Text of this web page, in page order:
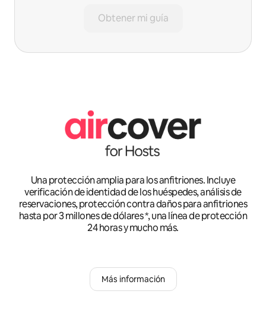
Obtener mi guía
Una protección amplia para los anfitriones. Incluye
verificación de identidad de los huéspedes, análisis de
reservaciones, protección contra daños para anfitriones
hasta por 3 millones de dólares *, una línea de protección
24 horas y mucho más.
Más información